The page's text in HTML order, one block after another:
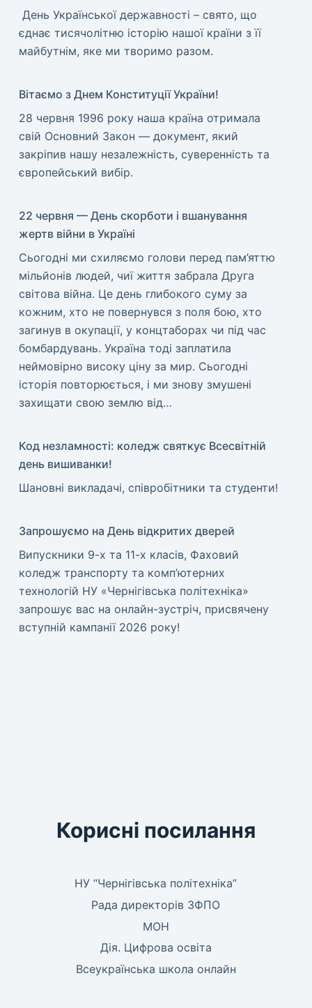
​ День Української державності – свято, що
єднає тисячолітню історію нашої країни з її
майбутнім, яке ми творимо разом.
Вітаємо з Днем Конституції України!
​28 червня 1996 року наша країна отримала
свій Основний Закон — документ, який
закріпив нашу незалежність, суверенність та
європейський вибір.
22 червня — День скорботи і вшанування
жертв війни в Україні
​Сьогодні ми схиляємо голови перед пам’яттю
мільйонів людей, чиї життя забрала Друга
світова війна. Це день глибокого суму за
кожним, хто не повернувся з поля бою, хто
загинув в окупації, у концтаборах чи під час
бомбардувань. Україна тоді заплатила
неймовірно високу ціну за мир. ​Сьогодні
історія повторюється, і ми знову змушені
захищати свою землю від…
Код незламності: коледж святкує Всесвітній
день вишиванки!
​Шановні викладачі, співробітники та студенти!
Запрошуємо на День відкритих дверей
Випускники 9-х та 11-х класів, Фаховий
коледж транспорту та комп’ютерних
технологій НУ «Чернігівська політехніка»
запрошує вас на онлайн-зустріч, присвячену
вступній кампанії 2026 року!
Корисні посилання
НУ “Чернігівська політехніка”
Рада директорів ЗФПО
МОН
Дія. Цифрова освіта
Всеукраїнська школа онлайн